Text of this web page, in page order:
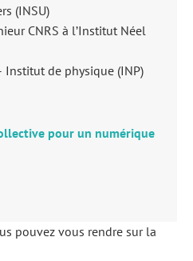
(INSU)
CNRS à l’Institut Néel
Institut de physique (INP)
pour un numérique
pouvez vous rendre sur la